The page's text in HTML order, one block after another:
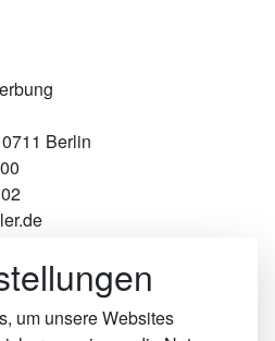
Berlin
um unsere Websites